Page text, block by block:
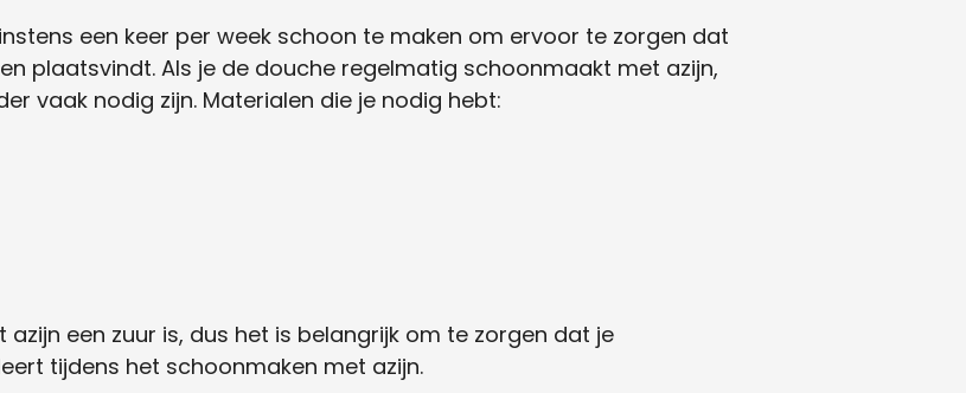
een keer per week schoon te maken om ervoor te zorgen dat
plaatsvindt. Als je de douche regelmatig schoonmaakt met azijn,
vaak nodig zijn. Materialen die je nodig hebt:
een zuur is, dus het is belangrijk om te zorgen dat je
tijdens het schoonmaken met azijn.